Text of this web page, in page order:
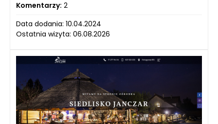
Komentarzy: 2
Data dodania: 10.04.2024
Ostatnia wizyta: 06.08.2026